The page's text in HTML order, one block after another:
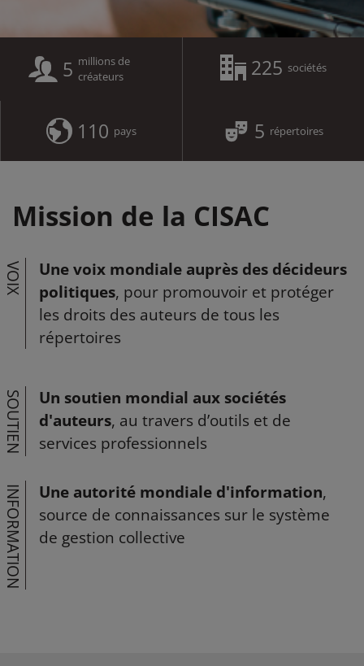
5 millions de
créateurs
225 sociétés
110 pays 5 répertoires
Mission de la CISAC
VOIX
Une voix mondiale auprès des décideurs
politiques, pour promouvoir et protéger
les droits des auteurs de tous les
répertoires
SOUTIEN
Un soutien mondial aux sociétés
d'auteurs, au travers d’outils et de
services professionnels
INFORMATION Une autorité mondiale d'information,
source de connaissances sur le système
de gestion collective